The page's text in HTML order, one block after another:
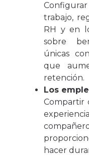
trabajo,
RH y en
sobre
únicas
que
retención.
Los
Compartir
hacer